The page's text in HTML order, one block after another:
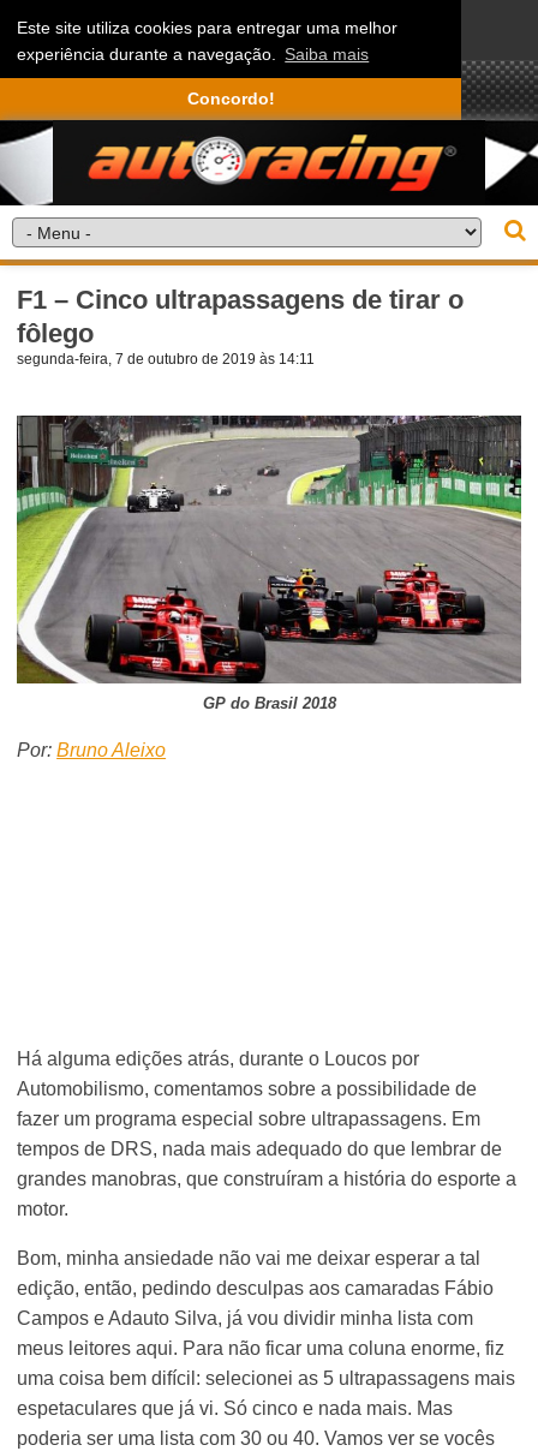
Este site utiliza cookies para entregar uma melhor
experiência durante a navegação. Saiba mais
Concordo!
F1 – Cinco ultrapassagens de tirar o
fôlego
segunda-feira, 7 de outubro de 2019 às 14:11
GP do Brasil 2018
Por:Bruno Aleixo
Há alguma edições atrás, durante o Loucos por
Automobilismo, comentamos sobre a possibilidade de
fazer um programa especial sobre ultrapassagens. Em
tempos de DRS, nada mais adequado do que lembrar de
grandes manobras, que construíram a história do esporte a
motor.
Bom, minha ansiedade não vai me deixar esperar a tal
edição, então, pedindo desculpas aos camaradas Fábio
Campos e Adauto Silva, já vou dividir minha lista com
meus leitores aqui. Para não ficar uma coluna enorme, fiz
uma coisa bem difícil: selecionei as 5 ultrapassagens mais
espetaculares que já vi. Só cinco e nada mais. Mas
poderia ser uma lista com 30 ou 40. Vamos ver se vocês